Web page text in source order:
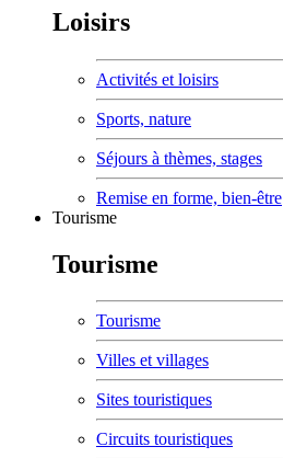
Loisirs
Activités et loisirs
Sports, nature
Séjours à thèmes, stages
Remise en forme, bien-être
Tourisme
Tourisme
Tourisme
Villes et villages
Sites touristiques
Circuits touristiques